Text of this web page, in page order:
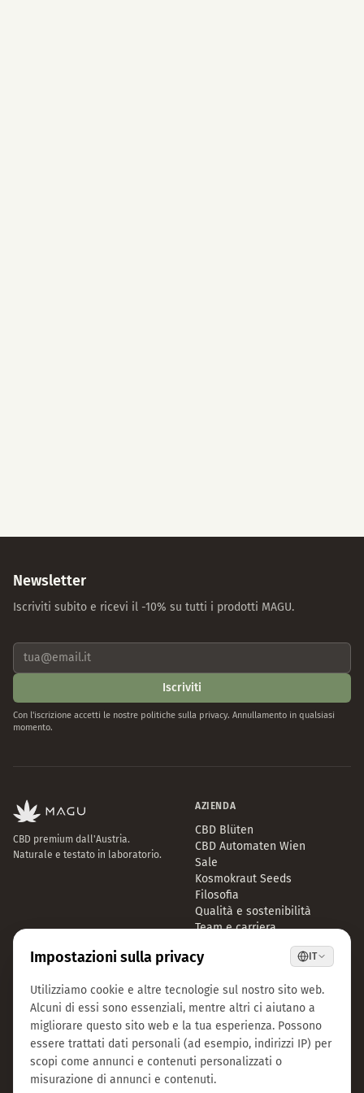
Newsletter
Iscriviti subito e ricevi il -10% su tutti i prodotti MAGU.
Iscriviti
Con l'iscrizione accetti le nostre politiche sulla privacy. Annullamento in qualsiasi
momento.
CBD premium dall'Austria.
Naturale e testato in laboratorio.
AZIENDA
CBD Blüten
CBD Automaten Wien
Sale
Kosmokraut Seeds
Filosofia
Qualità e sostenibilità
Team e carriera
B2B Großhandel
LEGAL
Note legali
Protezione dei dati
Termini e condizioni
info@magu-cbd.com
Wien, Österreich
Modulo di contatto